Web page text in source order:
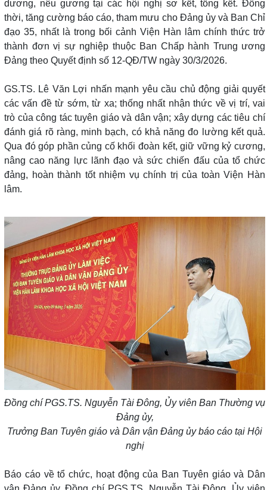
dương, nêu gương tại các hội nghị sơ kết, tổng kết. Đồng
thời, tăng cường báo cáo, tham mưu cho Đảng ủy và Ban Chỉ
đạo 35, nhất là trong bối cảnh Viện Hàn lâm chính thức trở
thành đơn vị sự nghiệp thuộc Ban Chấp hành Trung ương
Đảng theo Quyết định số 12-QĐ/TW ngày 30/3/2026.
GS.TS. Lê Văn Lợi nhấn mạnh yêu cầu chủ động giải quyết
các vấn đề từ sớm, từ xa; thống nhất nhận thức về vị trí, vai
trò của công tác tuyên giáo và dân vận; xây dựng các tiêu chí
đánh giá rõ ràng, minh bạch, có khả năng đo lường kết quả.
Qua đó góp phần củng cố khối đoàn kết, giữ vững kỷ cương,
nâng cao năng lực lãnh đạo và sức chiến đấu của tổ chức
đảng, hoàn thành tốt nhiệm vụ chính trị của toàn Viện Hàn
lâm.
Đồng chí PGS.TS. Nguyễn Tài Đông, Ủy viên Ban Thường vụ
Đảng ủy,
Trưởng Ban Tuyên giáo và Dân vận Đảng ủy báo cáo tại Hội
nghị
Báo cáo về tổ chức, hoạt động của Ban Tuyên giáo và Dân